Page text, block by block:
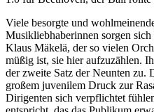
Viele besorgte und
Musikliebhaberinnen sorgen
Klaus Mäkelä, der so vielen
müßig ist, sie hier aufzuzählen.
der zweite Satz der Neunten zu.
großem juvenilem Druck zur
Dirigenten sich verpflichtet